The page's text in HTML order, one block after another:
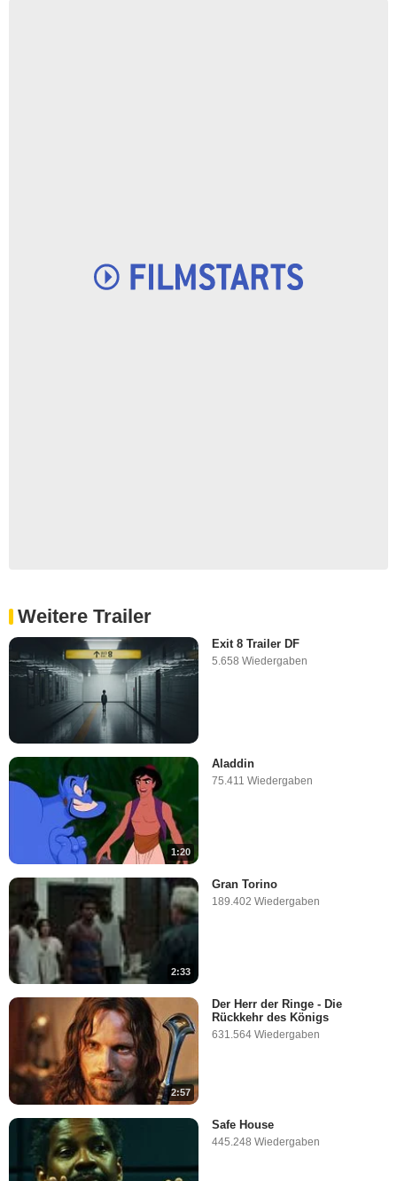
Weitere Trailer
Exit 8 Trailer DF
5.658 Wiedergaben
1:20
Aladdin
75.411 Wiedergaben
2:33
Gran Torino
189.402 Wiedergaben
2:57
Der Herr der Ringe - Die
Rückkehr des Königs
631.564 Wiedergaben
Safe House
445.248 Wiedergaben